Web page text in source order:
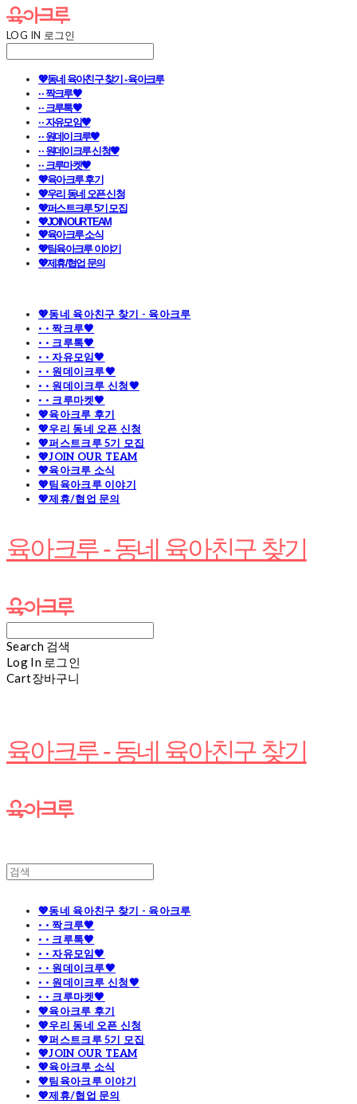
LOG IN 로그인
💖동네 육아친구 찾기 - 육아크루
· · 짝크루🧡
· · 크루톡🧡
· · 자유모임🧡
· · 원데이크루🧡
· · 원데이크루 신청🧡
· · 크루마켓🧡
💖육아크루 후기
💖우리 동네 오픈 신청
💖퍼스트크루 5기 모집
💖JOIN OUR TEAM
💖육아크루 소식
💖팀육아크루 이야기
💖제휴/협업 문의
💖동네 육아친구 찾기 - 육아크루
· · 짝크루🧡
· · 크루톡🧡
· · 자유모임🧡
· · 원데이크루🧡
· · 원데이크루 신청🧡
· · 크루마켓🧡
💖육아크루 후기
💖우리 동네 오픈 신청
💖퍼스트크루 5기 모집
💖JOIN OUR TEAM
💖육아크루 소식
💖팀육아크루 이야기
💖제휴/협업 문의
육아크루 - 동네 육아친구 찾기
Search 검색
Log In 로그인
Cart장바구니
육아크루 - 동네 육아친구 찾기
💖동네 육아친구 찾기 - 육아크루
· · 짝크루🧡
· · 크루톡🧡
· · 자유모임🧡
· · 원데이크루🧡
· · 원데이크루 신청🧡
· · 크루마켓🧡
💖육아크루 후기
💖우리 동네 오픈 신청
💖퍼스트크루 5기 모집
💖JOIN OUR TEAM
💖육아크루 소식
💖팀육아크루 이야기
💖제휴/협업 문의